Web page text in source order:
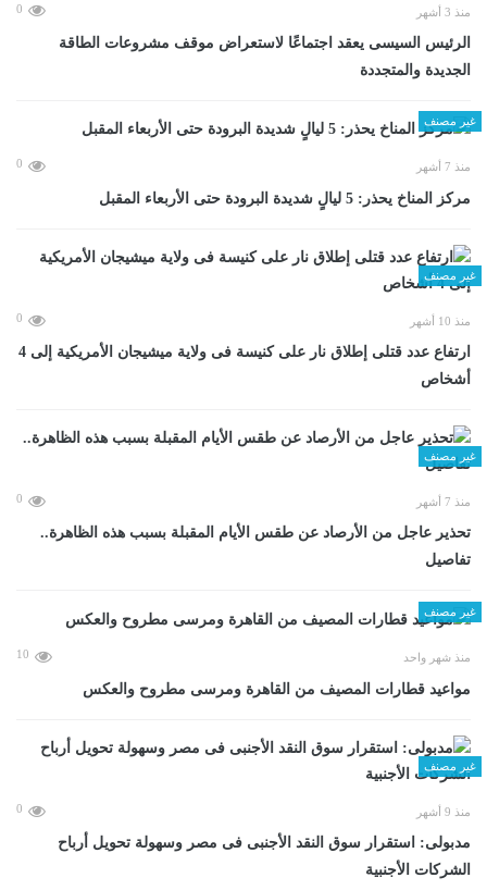
منذ 3 أشهر 0
الرئيس السيسى يعقد اجتماعًا لاستعراض موقف مشروعات الطاقة
الجديدة والمتجددة
غير مصنف
منذ 7 أشهر 0
مركز المناخ يحذر: 5 ليالٍ شديدة البرودة حتى الأربعاء المقبل
غير مصنف
منذ 10 أشهر 0
ارتفاع عدد قتلى إطلاق نار على كنيسة فى ولاية ميشيجان الأمريكية إلى 4
أشخاص
غير مصنف
منذ 7 أشهر 0
تحذير عاجل من الأرصاد عن طقس الأيام المقبلة بسبب هذه الظاهرة..
تفاصيل
غير مصنف
منذ شهر واحد 10
مواعيد قطارات المصيف من القاهرة ومرسى مطروح والعكس
غير مصنف
منذ 9 أشهر 0
مدبولى: استقرار سوق النقد الأجنبى فى مصر وسهولة تحويل أرباح
الشركات الأجنبية